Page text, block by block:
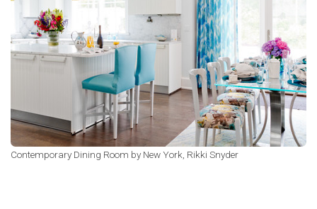
Contemporary Dining Room by New York, Rikki Snyder